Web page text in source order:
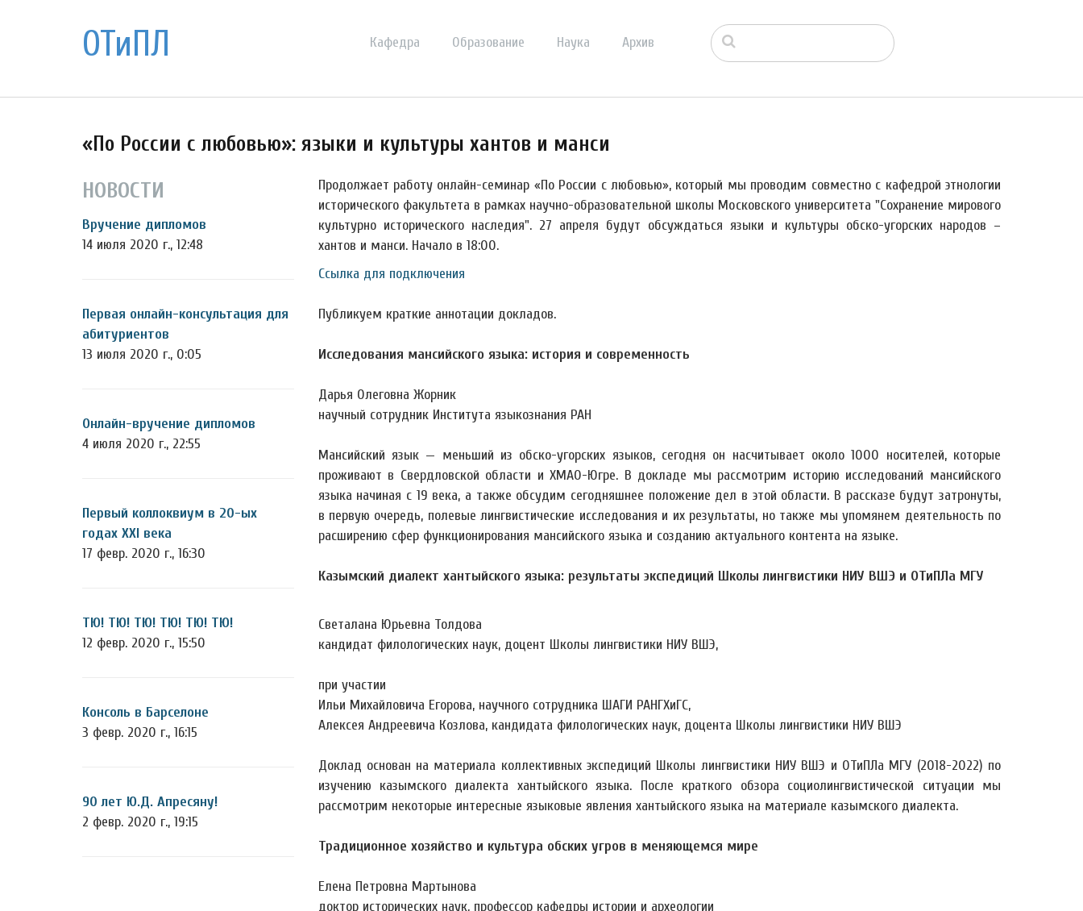
ОТиПЛ Кафедра Образование Наука Архив
«По России с любовью»: языки и культуры хантов и манси
НОВОСТИ
Вручение дипломов
14 июля 2020 г., 12:48
Первая онлайн-консультация для
абитуриентов
13 июля 2020 г., 0:05
Онлайн-вручение дипломов
4 июля 2020 г., 22:55
Первый коллоквиум в 20-ых
годах XXI века
17 февр. 2020 г., 16:30
ТЮ! ТЮ! ТЮ! ТЮ! ТЮ! ТЮ!
12 февр. 2020 г., 15:50
Консоль в Барселоне
3 февр. 2020 г., 16:15
90 лет Ю.Д. Апресяну!
2 февр. 2020 г., 19:15
Продолжает работу онлайн-семинар «По России с любовью», который мы проводим совместно с кафедрой этнологии
исторического факультета в рамках научно-образовательной школы Московского университета "Сохранение мирового
культурно исторического наследия". 27 апреля будут обсуждаться языки и культуры обско-угорских народов –
хантов и манси. Начало в 18:00.
Ссылка для подключения
Публикуем краткие аннотации докладов.
Исследования мансийского языка: история и современность
Дарья Олеговна Жорник
научный сотрудник Института языкознания РАН
Мансийский язык — меньший из обско-угорских языков, сегодня он насчитывает около 1000 носителей, которые
проживают в Свердловской области и ХМАО-Югре. В докладе мы рассмотрим историю исследований мансийского
языка начиная с 19 века, а также обсудим сегодняшнее положение дел в этой области. В рассказе будут затронуты,
в первую очередь, полевые лингвистические исследования и их результаты, но также мы упомянем деятельность по
расширению сфер функционирования мансийского языка и созданию актуального контента на языке.
Казымский диалект хантыйского языка: результаты экспедиций Школы лингвистики НИУ ВШЭ и ОТиПЛа МГУ
Светалана Юрьевна Толдова
кандидат филологических наук, доцент Школы лингвистики НИУ ВШЭ,
при участии
Ильи Михайловича Егорова, научного сотрудника ШАГИ РАНГХиГС,
Алексея Андреевича Козлова, кандидата филологических наук, доцента Школы лингвистики НИУ ВШЭ
Доклад основан на материала коллективных экспедиций Школы лингвистики НИУ ВШЭ и ОТиПЛа МГУ (2018-2022) по
изучению казымского диалекта хантыйского языка. После краткого обзора социолингвистической ситуации мы
рассмотрим некоторые интересные языковые явления хантыйского языка на материале казымского диалекта.
Традиционное хозяйство и культура обских угров в меняющемся мире
Елена Петровна Мартынова
доктор исторических наук, профессор кафедры истории и археологии